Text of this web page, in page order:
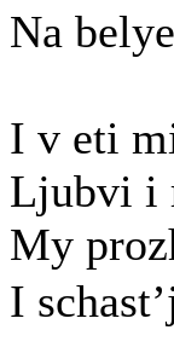
Na
I v eti
Ljubvi i
My
I